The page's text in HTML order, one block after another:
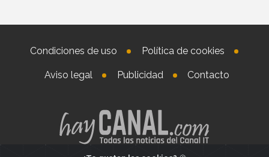
Condiciones de uso Política de cookies
Aviso legal Publicidad Contacto